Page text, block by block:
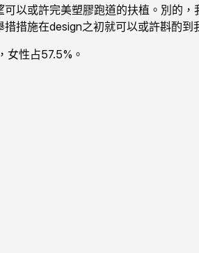
以或許完美塑膠跑道的扶植。別的，
措施在design之初就可以或許斟酌到
女性占57.5%。